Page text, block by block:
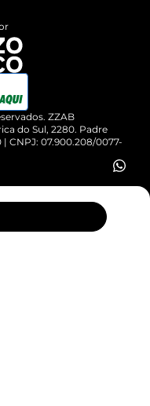
ZZAB
do Sul, 2280. Padre
| CNPJ: 07.900.208/0077-